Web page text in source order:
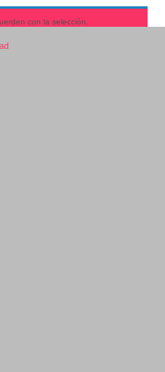
con la selección.